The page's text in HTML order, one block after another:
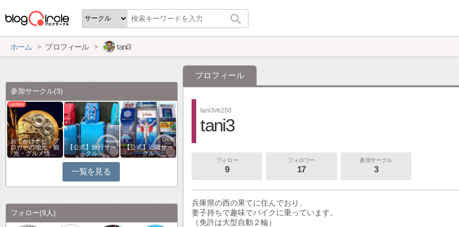
ホーム プロフィール tani3
プロフィール
tani3vtr250
tani3
フォロー
9
フォロワー
17
参加サークル
3
兵庫県の西の果てに住んでおり、
妻子持ちで趣味でバイクに乗っています。
（免許は大型自動２輪）
参加サークル(3)
おでかけナビ：ブ
ロガーの地元・観
光・グルメ情…
【公式】旅行サー
クル
【公式】近畿サー
クル
一覧を見る
フォロー(9人)